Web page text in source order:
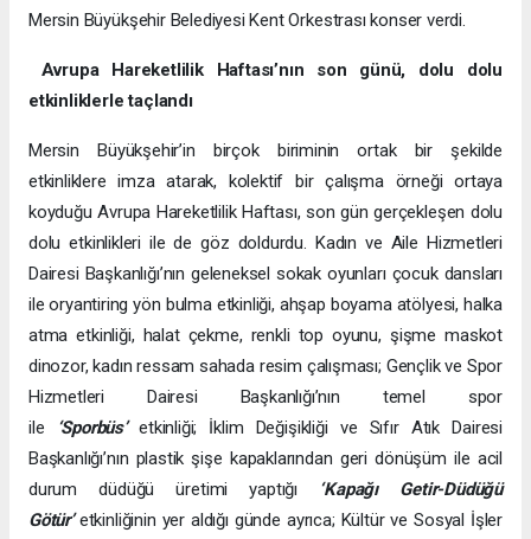
Mersin Büyükşehir Belediyesi Kent Orkestrası konser verdi.
Avrupa Hareketlilik Haftası’nın son günü, dolu dolu
etkinliklerle taçlandı
Mersin Büyükşehir’in birçok biriminin ortak bir şekilde
etkinliklere imza atarak, kolektif bir çalışma örneği ortaya
koyduğu Avrupa Hareketlilik Haftası, son gün gerçekleşen dolu
dolu etkinlikleri ile de göz doldurdu. Kadın ve Aile Hizmetleri
Dairesi Başkanlığı’nın geleneksel sokak oyunları çocuk dansları
ile oryantiring yön bulma etkinliği, ahşap boyama atölyesi, halka
atma etkinliği, halat çekme, renkli top oyunu, şişme maskot
dinozor, kadın ressam sahada resim çalışması; Gençlik ve Spor
Hizmetleri Dairesi Başkanlığı’nın temel spor
ile
‘Sporbüs’etkinliği; İklim Değişikliği ve Sıfır Atık Dairesi
Başkanlığı’nın plastik şişe kapaklarından geri dönüşüm ile acil
durum düdüğü üretimi yaptığı ‘Kapağı Getir-Düdüğü
Götür’etkinliğinin yer aldığı günde ayrıca; Kültür ve Sosyal İşler